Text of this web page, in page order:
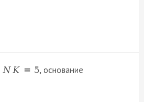
N K = 5, основание